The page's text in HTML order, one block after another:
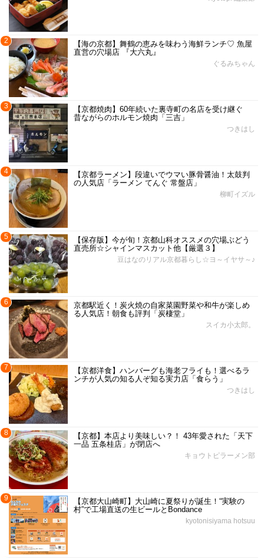
2
【海の京都】舞鶴の恵みを味わう海鮮ランチ♡ 魚屋
直営の穴場店 『大六丸』
ぐるみちゃん
3
【京都焼肉】60年続いた裏寺町の名店を受け継ぐ
昔ながらのホルモン焼肉「三吉」
つきはし
4
【京都ラーメン】段違いでウマい豚骨醤油！太鼓判
の人気店「ラーメン てんぐ 常盤店」
柳町イズル
5
【保存版】今が旬！京都山科オススメの穴場ぶどう
直売所☆シャインマスカット他【厳選３】
豆はなのリアル京都暮らし☆ヨ～イヤサ～♪
6
京都駅近く！炭火焼の自家菜園野菜や和牛が楽しめ
る人気店！朝食も評判「炭棲堂」
スイカ小太郎。
7
【京都洋食】ハンバーグも海老フライも！選べるラ
ンチが人気の知る人ぞ知る実力店「食らう」
つきはし
8
【京都】本店より美味しい？！ 43年愛された「天下
一品 五条桂店」が閉店へ
キョウトピラーメン部
9
【京都大山崎町】大山崎に夏祭りが誕生！“実験の
村”で工場直送の生ビールとBondance
kyotonisiyama hotsuu